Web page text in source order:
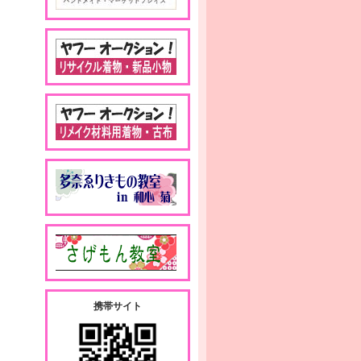
携帯サイト